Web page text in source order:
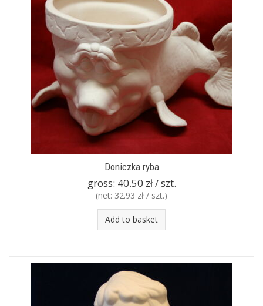
Doniczka ryba
gross: 40.50 zł / szt.
(net: 32.93 zł / szt.)
Add to basket